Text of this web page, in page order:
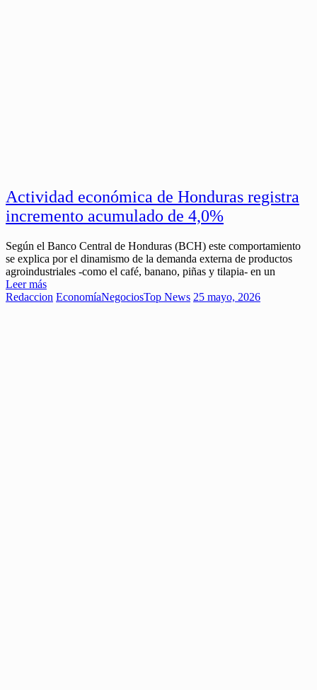
Actividad económica de Honduras registra
incremento acumulado de 4,0%
Según el Banco Central de Honduras (BCH) este comportamiento
se explica por el dinamismo de la demanda externa de productos
agroindustriales -como el café, banano, piñas y tilapia- en un
Leer más
Redaccion EconomíaNegociosTop News 25 mayo, 2026